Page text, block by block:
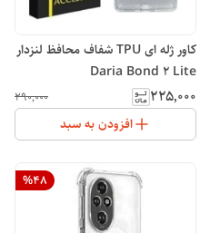
کاور ژله ای TPU شفاف محافظ لنزدار
Daria Bond 2 Lite
۲۲۵٬۰۰۰ ۲۹۰٬۰۰۰
افزودن به سبد
%48